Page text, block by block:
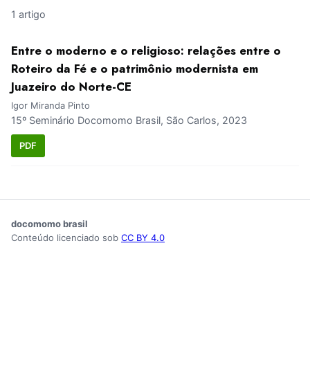
1 artigo
Entre o moderno e o religioso: relações entre o
Roteiro da Fé e o patrimônio modernista em
Juazeiro do Norte-CE
Igor Miranda Pinto
15º Seminário Docomomo Brasil, São Carlos, 2023
PDF
docomomo brasil
Conteúdo licenciado sob CC BY 4.0